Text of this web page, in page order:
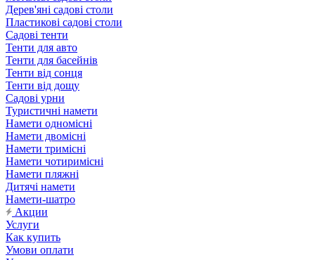
Дерев'яні садові столи
Пластикові садові столи
Садові тенти
Тенти для авто
Тенти для басейнів
Тенти від сонця
Тенти від дощу
Садові урни
Туристичні намети
Намети одномісні
Намети двомісні
Намети тримісні
Намети чотиримісні
Намети пляжні
Дитячі намети
Намети-шатро
Акции
Услуги
Как купить
Умови оплати